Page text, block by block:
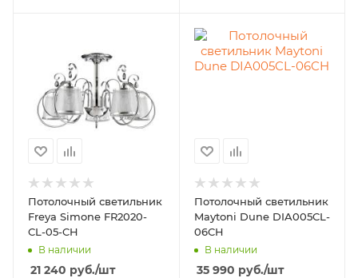
Потолочный светильник
Freya Simone FR2020-
CL-05-CH
В наличии
21 240 руб./шт
Потолочный светильник
Maytoni Dune DIA005CL-
06CH
В наличии
35 990 руб./шт